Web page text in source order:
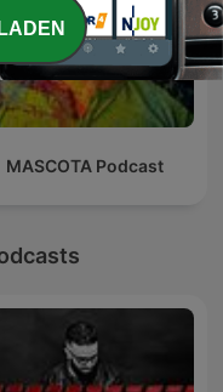
MASCOTA Podcast